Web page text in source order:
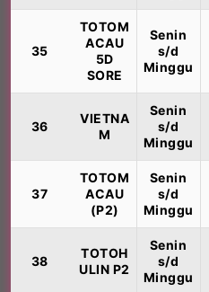
35
TOTOM
ACAU
5D
SORE
Senin
s/d
Minggu
36
VIETNA
M
Senin
s/d
Minggu
37
TOTOM
ACAU
(P2)
Senin
s/d
Minggu
38
TOTOH
ULIN P2
Senin
s/d
Minggu